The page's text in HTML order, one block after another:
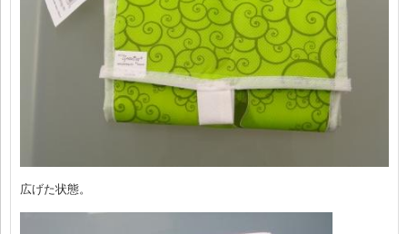
広げた状態。